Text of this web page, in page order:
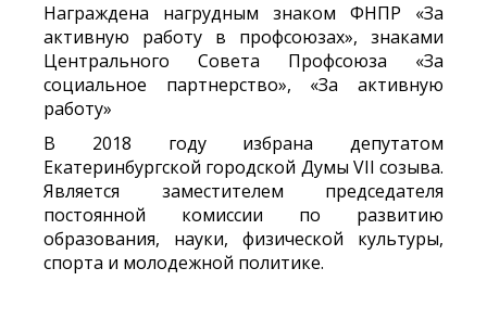
Награждена нагрудным знаком ФНПР «За
активную работу в профсоюзах», знаками
Центрального Совета Профсоюза «За
социальное партнерство», «За активную
работу»
В 2018 году избрана депутатом
Екатеринбургской городской Думы VII созыва.
Является заместителем председателя
постоянной комиссии по развитию
образования, науки, физической культуры,
спорта и молодежной политике.